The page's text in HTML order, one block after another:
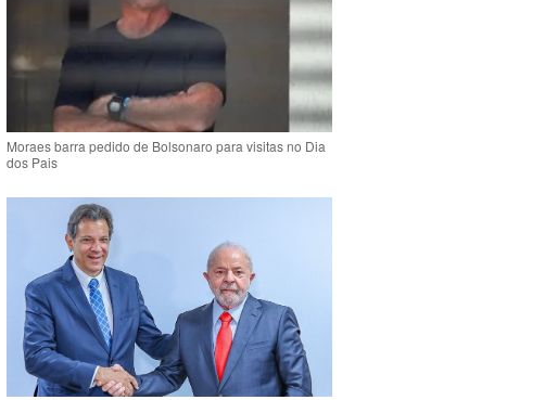
Moraes barra pedido de Bolsonaro para visitas no Dia
dos Pais